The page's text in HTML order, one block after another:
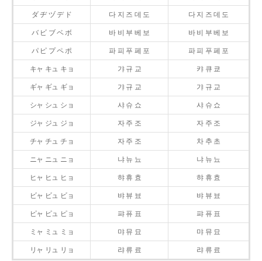
ダ ヂ ヅ デ ド 다 지 즈 데 도 다 지 즈 데 도
バ ビ ブ ベ ボ 바 비 부 베 보 바 비 부 베 보
パ ピ プ ペ ポ 파 피 푸 페 포 파 피 푸 페 포
キャ キュ キョ 갸 규 교 캬 큐 쿄
ギャ ギュ ギョ 갸 규 교 갸 규 교
シャ シュ ショ 샤 슈 쇼 샤 슈 쇼
ジャ ジュ ジョ 자 주 조 자 주 조
チャ チュ チョ 자 주 조 차 추 초
ニャ ニュ ニョ 냐 뉴 뇨 냐 뉴 뇨
ヒャ ヒュ ヒョ 햐 휴 효 햐 휴 효
ビャ ビュ ビョ 뱌 뷰 뵤 뱌 뷰 뵤
ピャ ピュ ピョ 퍄 퓨 표 퍄 퓨 표
ミャ ミュ ミョ 먀 뮤 묘 먀 뮤 묘
リャ リュ リョ 랴 류 료 랴 류 료